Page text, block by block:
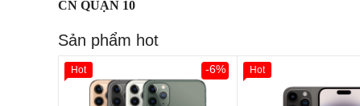
CN QUẬN 10
Sản phẩm hot
Giảm 100.000đ
Khách
Hàng Thân Thiết
-6%
Hot Hot